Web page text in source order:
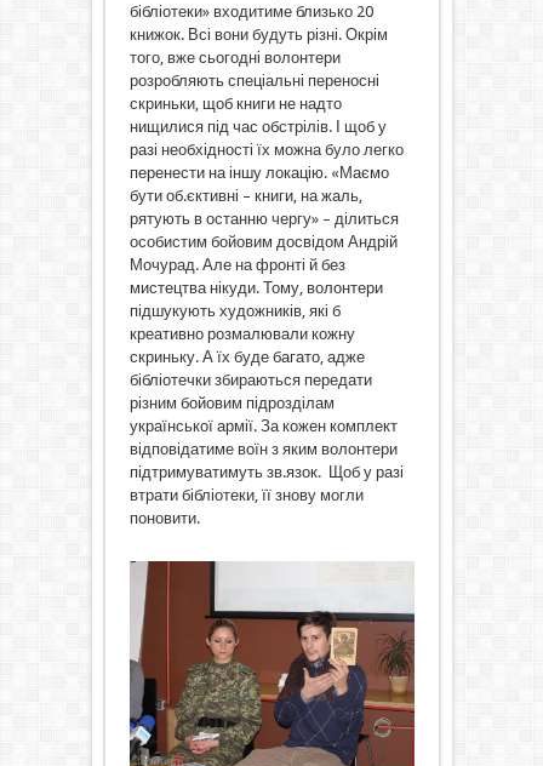
бібліотеки» входитиме близько 20
книжок. Всі вони будуть різні. Окрім
того, вже сьогодні волонтери
розробляють спеціальні переносні
скриньки, щоб книги не надто
нищилися під час обстрілів. І щоб у
разі необхідності їх можна було легко
перенести на іншу локацію. «Маємо
бути об.єктивні – книги, на жаль,
рятують в останню чергу» – ділиться
особистим бойовим досвідом Андрій
Мочурад. Але на фронті й без
мистецтва нікуди. Тому, волонтери
підшукують художників, які б
креативно розмалювали кожну
скриньку. А їх буде багато, адже
бібліотечки збираються передати
різним бойовим підрозділам
української армії. За кожен комплект
відповідатиме воїн з яким волонтери
підтримуватимуть зв.язок. Щоб у разі
втрати бібліотеки, її знову могли
поновити.